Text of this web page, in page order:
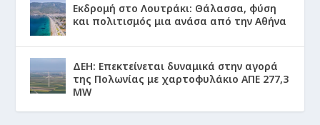
Εκδρομή στο Λουτράκι: Θάλασσα, φύση
και πολιτισμός μια ανάσα από την Αθήνα
ΔΕΗ: Επεκτείνεται δυναμικά στην αγορά
της Πολωνίας με χαρτοφυλάκιο ΑΠΕ 277,3
MW